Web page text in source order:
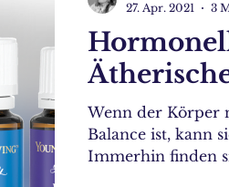
Wenn der Körper
Balance ist, kann
Immerhin finden
27. Apr. 2021
3